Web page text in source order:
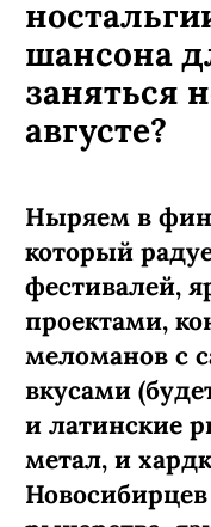
шансона
заняться
августе?
Ныряем в
который
фестивалей,
проектами,
меломанов с
вкусами
и латинские
метал, и